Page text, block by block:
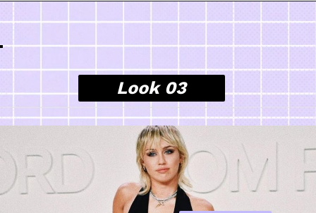
Look 03